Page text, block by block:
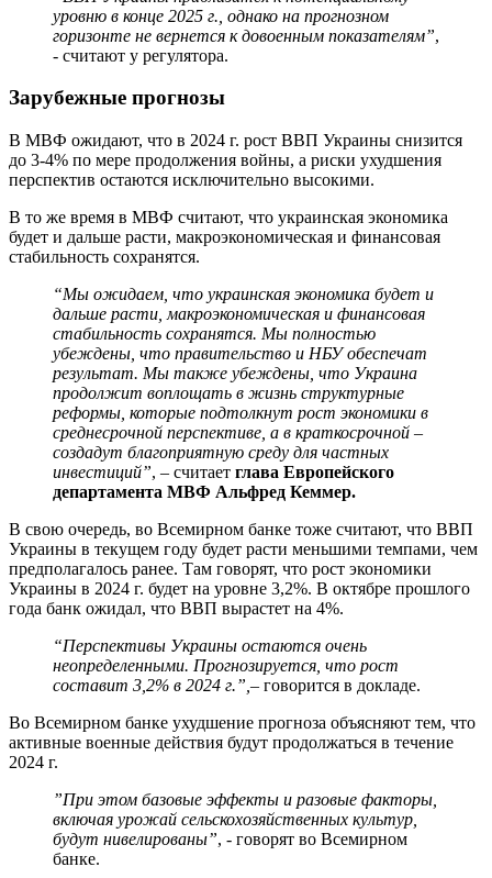
уровню в конце 2025 г., однако на прогнозном
горизонте не вернется к довоенным показателям”,
- считают у регулятора.
Зарубежные прогнозы
В МВФ ожидают, что в 2024 г. рост ВВП Украины снизится
до 3-4% по мере продолжения войны, а риски ухудшения
перспектив остаются исключительно высокими.
В то же время в МВФ считают, что украинская экономика
будет и дальше расти, макроэкономическая и финансовая
стабильность сохранятся.
“Мы ожидаем, что украинская экономика будет и
дальше расти, макроэкономическая и финансовая
стабильность сохранятся. Мы полностью
убеждены, что правительство и НБУ обеспечат
результат. Мы также убеждены, что Украина
продолжит воплощать в жизнь структурные
реформы, которые подтолкнут рост экономики в
среднесрочной перспективе, а в краткосрочной –
создадут благоприятную среду для частных
инвестиций”, – считает глава Европейского
департамента МВФ Альфред Кеммер.
В свою очередь, во Всемирном банке тоже считают, что ВВП
Украины в текущем году будет расти меньшими темпами, чем
предполагалось ранее. Там говорят, что рост экономики
Украины в 2024 г. будет на уровне 3,2%. В октябре прошлого
года банк ожидал, что ВВП вырастет на 4%.
“Перспективы Украины остаются очень
неопределенными. Прогнозируется, что рост
составит 3,2% в 2024 г.”, – говорится в докладе.
Во Всемирном банке ухудшение прогноза объясняют тем, что
активные военные действия будут продолжаться в течение
2024 г.
”При этом базовые эффекты и разовые факторы,
включая урожай сельскохозяйственных культур,
будут нивелированы”, - говорят во Всемирном
банке.